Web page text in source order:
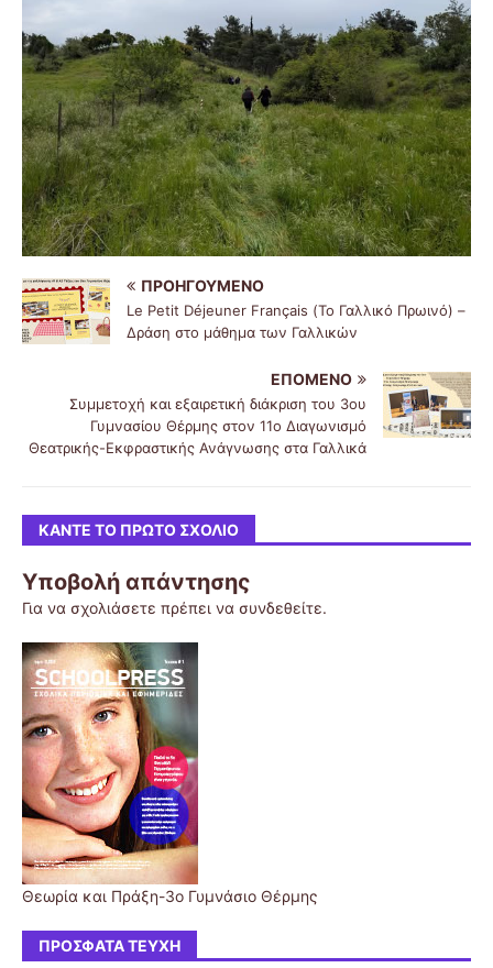
ΠΡΟΗΓΟΎΜΕΝΟ
Le Petit Déjeuner Français (Το Γαλλικό Πρωινό) –
Δράση στο μάθημα των Γαλλικών
ΕΠΌΜΕΝΟ
Συμμετοχή και εξαιρετική διάκριση του 3ου
Γυμνασίου Θέρμης στον 11ο Διαγωνισμό
Θεατρικής-Εκφραστικής Ανάγνωσης στα Γαλλικά
ΚΆΝΤΕ ΤΟ ΠΡΏΤΟ ΣΧΌΛΙΟ
Υποβολή απάντησης
Για να σχολιάσετε πρέπει να συνδεθείτε.
Θεωρία και Πράξη-3o Γυμνάσιο Θέρμης
ΠΡΌΣΦΑΤΑ ΤΕΎΧΗ